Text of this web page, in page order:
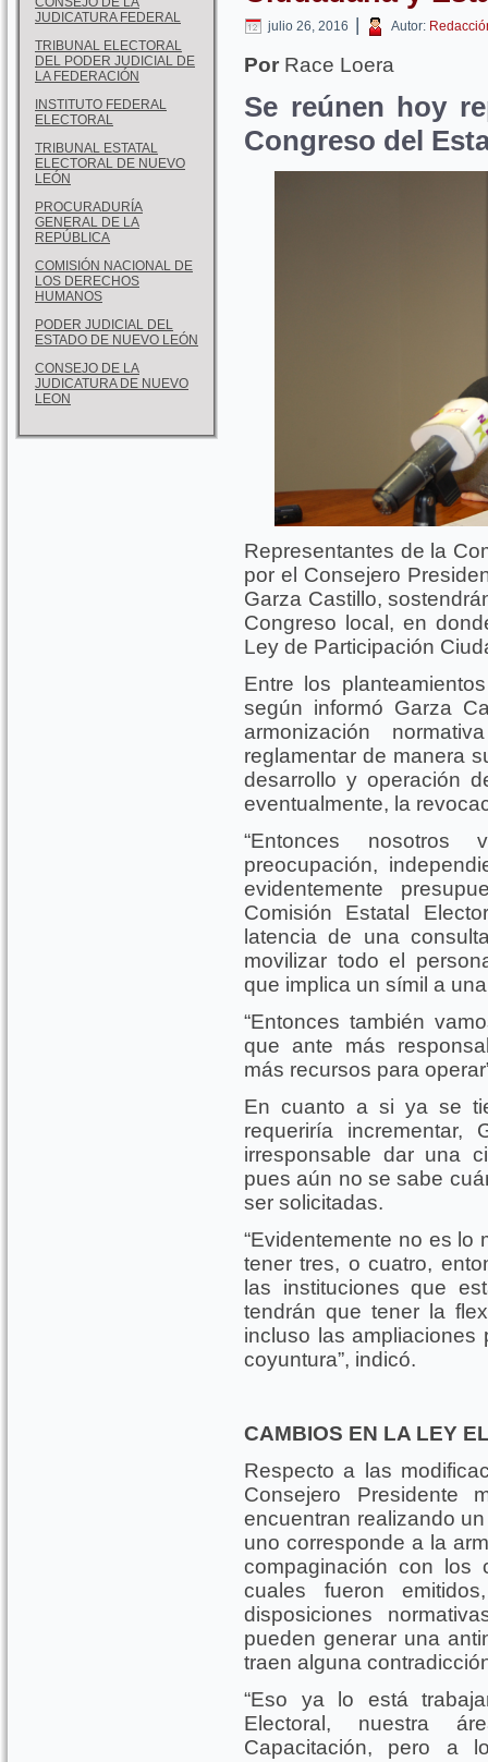
JUDICATURA FEDERAL
TRIBUNAL ELECTORAL
DEL PODER JUDICIAL DE
LA FEDERACIÓN
INSTITUTO FEDERAL
ELECTORAL
TRIBUNAL ESTATAL
ELECTORAL DE NUEVO
LEÓN
PROCURADURÍA
GENERAL DE LA
REPÚBLICA
COMISIÓN NACIONAL DE
LOS DERECHOS
HUMANOS
PODER JUDICIAL DEL
ESTADO DE NUEVO LEÓN
CONSEJO DE LA
JUDICATURA DE NUEVO
LEON
julio 26, 2016 | Autor:
Por Race Loera
Se reúnen hoy
Congreso del
Representantes de la
por el Consejero
Garza Castillo,
Congreso local, en
Ley de Participación
Entre los
según informó Garza
armonización
reglamentar de manera
desarrollo y operación
eventualmente, la
“Entonces
preocupación,
evidentemente
Comisión Estatal
latencia de una
movilizar todo el
que implica un símil a
“Entonces también
que ante más
más recursos para
En cuanto a si ya se
requeriría incrementar,
irresponsable dar una
pues aún no se sabe
ser solicitadas.
“Evidentemente no es lo
tener tres, o cuatro,
las instituciones que
tendrán que tener la
incluso las ampliaciones
coyuntura”, indicó.
CAMBIOS EN LA LEY
Respecto a las
Consejero Presidente
encuentran realizando
uno corresponde a la
compaginación con los
cuales fueron
disposiciones
pueden generar una
traen alguna
“Eso ya lo está
Electoral, nuestra
Capacitación, pero a